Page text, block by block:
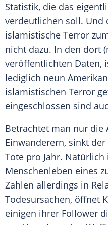
Statistik, die das
verdeutlichen soll. Und
islamistische Terror
nicht dazu. In den dort
veröffentlichten Daten,
lediglich neun
islamistischen Terror
eingeschlossen sind
Betrachtet man nur die
Einwanderern, sinkt
Tote pro Jahr.
Menschenleben eines
Zahlen allerdings in
Todesursachen, öffnet
einigen ihrer Follower